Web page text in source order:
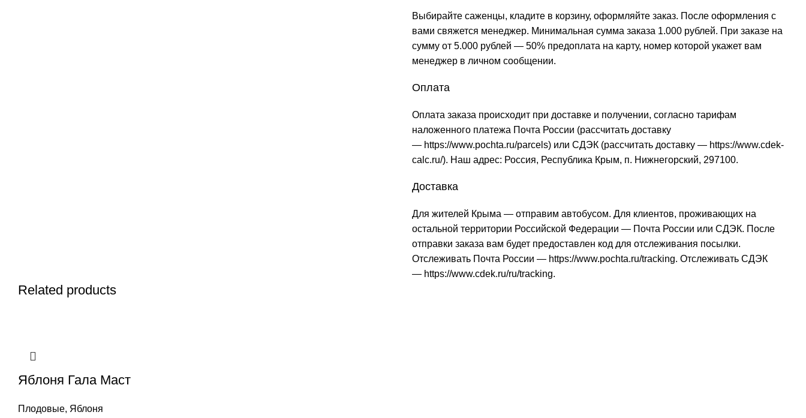
Выбирайте саженцы, кладите в корзину, оформляйте заказ. После оформления с
вами свяжется менеджер. Минимальная сумма заказа 1.000 рублей. При заказе на
сумму от 5.000 рублей — 50% предоплата на карту, номер которой укажет вам
менеджер в личном сообщении.
Оплата
Оплата заказа происходит при доставке и получении, согласно тарифам
наложенного платежа Почта России (рассчитать доставку
— https://www.pochta.ru/parcels) или СДЭК (рассчитать доставку — https://www.cdek-
calc.ru/). Наш адрес: Россия, Республика Крым, п. Нижнегорский, 297100.
Доставка
Для жителей Крыма — отправим автобусом. Для клиентов, проживающих на
остальной территории Российской Федерации — Почта России или СДЭК. После
отправки заказа вам будет предоставлен код для отслеживания посылки.
Отслеживать Почта России — https://www.pochta.ru/tracking. Отслеживать СДЭК
— https://www.cdek.ru/ru/tracking.
Related products
Яблоня Гала Маст
Плодовые, Яблоня